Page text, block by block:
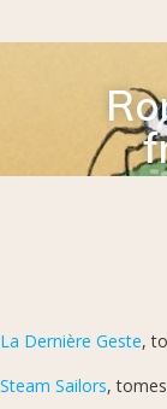
La Dernière Geste,
Steam Sailors,